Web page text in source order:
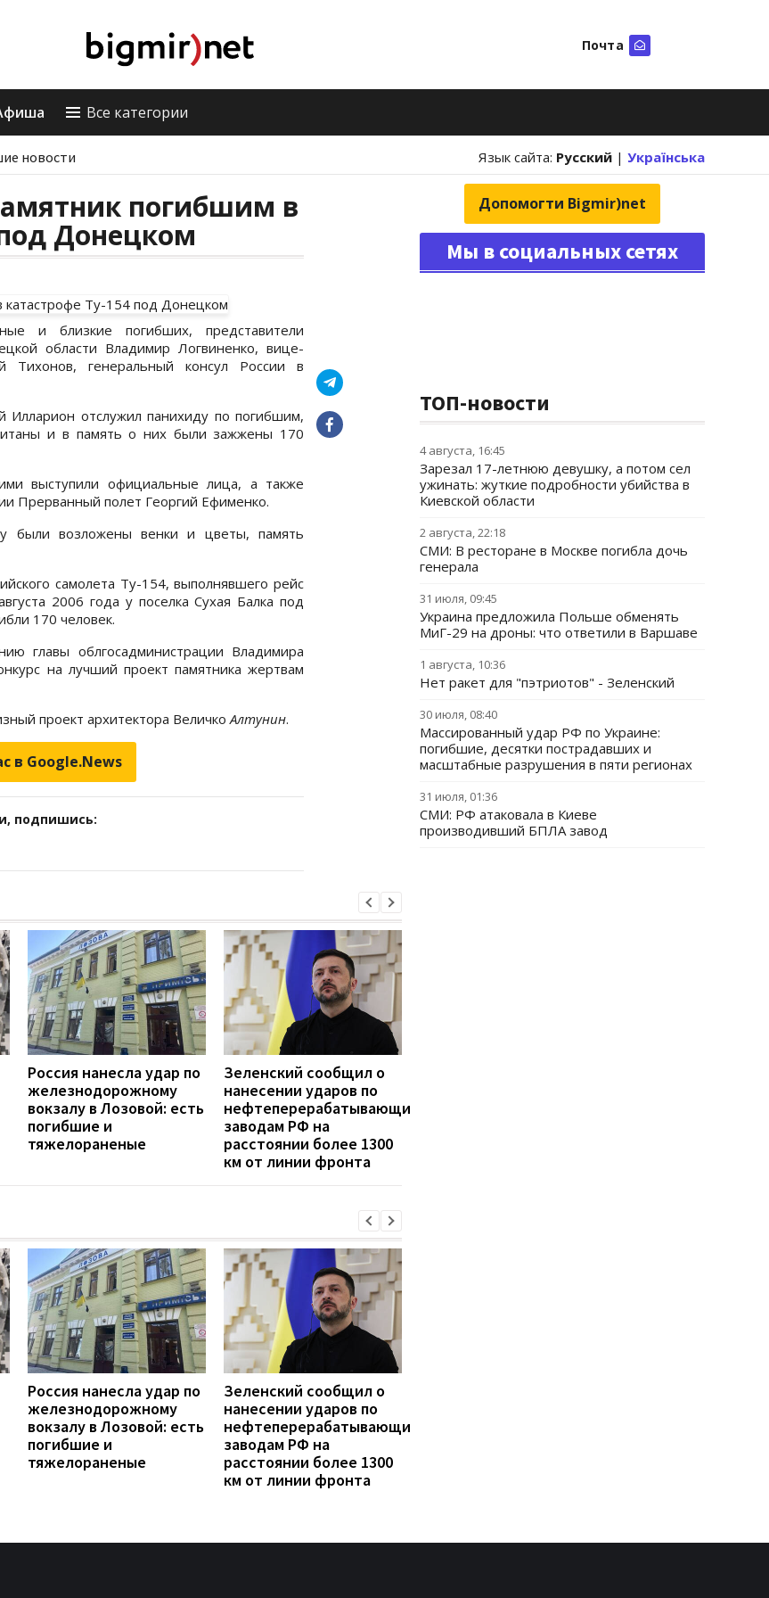
Почта
Все категории
новости Язык сайта: Русский | Українська
погибшим в
Донецком
и близкие погибших, представители
области Владимир Логвиненко, вице-
Тихонов, генеральный консул России в
отслужил панихиду по погибшим,
и в память о них были зажжены 170
выступили официальные лица, а также
Прерванный полет Георгий Ефименко.
были возложены венки и цветы, память
самолета Ту-154, выполнявшего рейс
2006 года у поселка Сухая Балка под
170 человек.
главы облгосадминистрации Владимира
на лучший проект памятника жертвам
проект архитектора Величко Алтунин.
в Google.News
подпишись:
Россия нанесла удар по
железнодорожному
вокзалу в Лозовой: есть
погибшие и
тяжелораненые
Зеленский сообщил о
нанесении ударов по
нефтеперерабатывающим
заводам РФ на
расстоянии более 1300
км от линии фронта
Россия нанесла удар по
железнодорожному
вокзалу в Лозовой: есть
погибшие и
тяжелораненые
Зеленский сообщил о
нанесении ударов по
нефтеперерабатывающим
заводам РФ на
расстоянии более 1300
км от линии фронта
Допомогти Bigmir)net
Мы в социальных сетях
ТОП-новости
4 августа, 16:45
Зарезал 17-летнюю девушку, а потом сел
ужинать: жуткие подробности убийства в
Киевской области
2 августа, 22:18
СМИ: В ресторане в Москве погибла дочь
генерала
31 июля, 09:45
Украина предложила Польше обменять
МиГ-29 на дроны: что ответили в Варшаве
1 августа, 10:36
Нет ракет для "пэтриотов" - Зеленский
30 июля, 08:40
Массированный удар РФ по Украине:
погибшие, десятки пострадавших и
масштабные разрушения в пяти регионах
31 июля, 01:36
СМИ: РФ атаковала в Киеве
производивший БПЛА завод